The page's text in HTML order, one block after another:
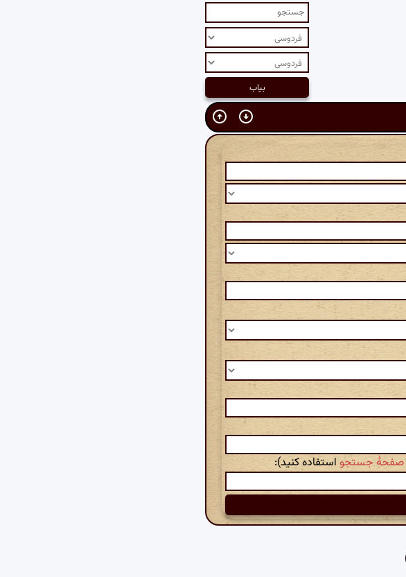
صفحهٔ جستجو استفاده کنید):